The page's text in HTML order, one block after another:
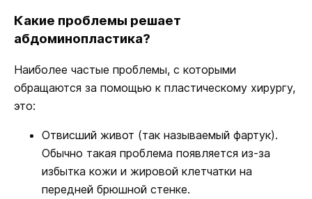
Какие проблемы решает
абдоминопластика?
Наиболее частые проблемы, с которыми
обращаются за помощью к пластическому хирургу,
это:
Отвисший живот (так называемый фартук).
Обычно такая проблема появляется из-за
избытка кожи и жировой клетчатки на
передней брюшной стенке.